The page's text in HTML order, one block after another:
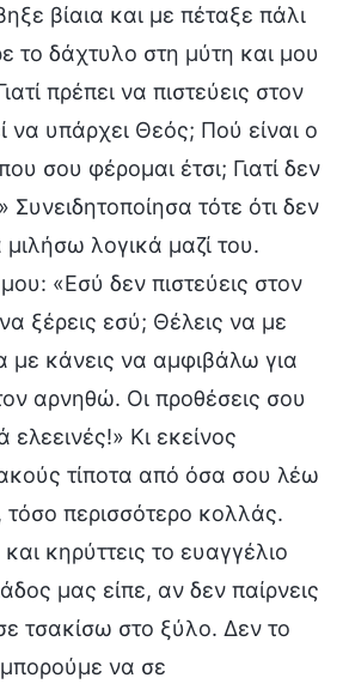
βίαια και με πέταξε πάλι
το δάχτυλο στη μύτη και μου
πρέπει να πιστεύεις στον
υπάρχει Θεός; Πού είναι ο
σου φέρομαι έτσι; Γιατί δεν
Συνειδητοποίησα τότε ότι δεν
λογικά μαζί του.
«Εσύ δεν πιστεύεις στον
ξέρεις εσύ; Θέλεις να με
με κάνεις να αμφιβάλω για
αρνηθώ. Οι προθέσεις σου
ελεεινές!» Κι εκείνος
τίποτα από όσα σου λέω
τόσο περισσότερο κολλάς.
κηρύττεις το ευαγγέλιο
μας είπε, αν δεν παίρνεις
τσακίσω στο ξύλο. Δεν το
μπορούμε να σε